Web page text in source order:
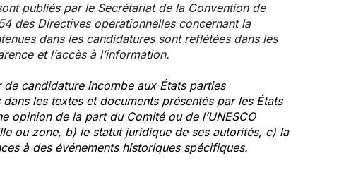
publiés par le Secrétariat de la Convention de
des Directives opérationnelles concernant la
dans les candidatures sont reflétées dans les
et l’accès à l’information.
candidature incombe aux États parties
les textes et documents présentés par les États
opinion de la part du Comité ou de l’UNESCO
ou zone, b) le statut juridique de ses autorités, c) la
à des événements historiques spécifiques.